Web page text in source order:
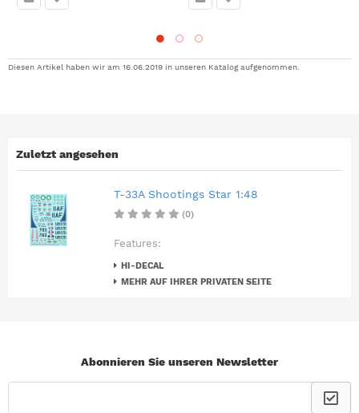
Diesen Artikel haben wir am 16.06.2019 in unseren Katalog aufgenommen.
Zuletzt angesehen
T-33A Shootings Star 1:48
(0)
Features:
HI-DECAL
MEHR AUF IHRER PRIVATEN SEITE
Abonnieren Sie unseren Newsletter